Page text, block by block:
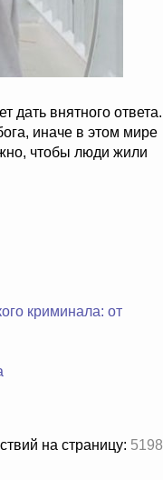
дать внятного ответа.
иначе в этом мире
чтобы люди жили
криминала: от
на страницу: 5198